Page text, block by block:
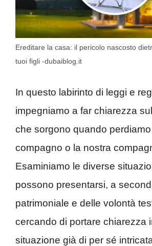
Ereditare la casa: il pericolo nascosto
tuoi figli -dubaiblog.it
In questo labirinto di leggi e
impegniamo a far chiarezza
che sorgono quando
compagno o la nostra
Esaminiamo le diverse
possono presentarsi, a
patrimoniale e delle volontà
cercando di portare chiarezza
situazione già di per sé